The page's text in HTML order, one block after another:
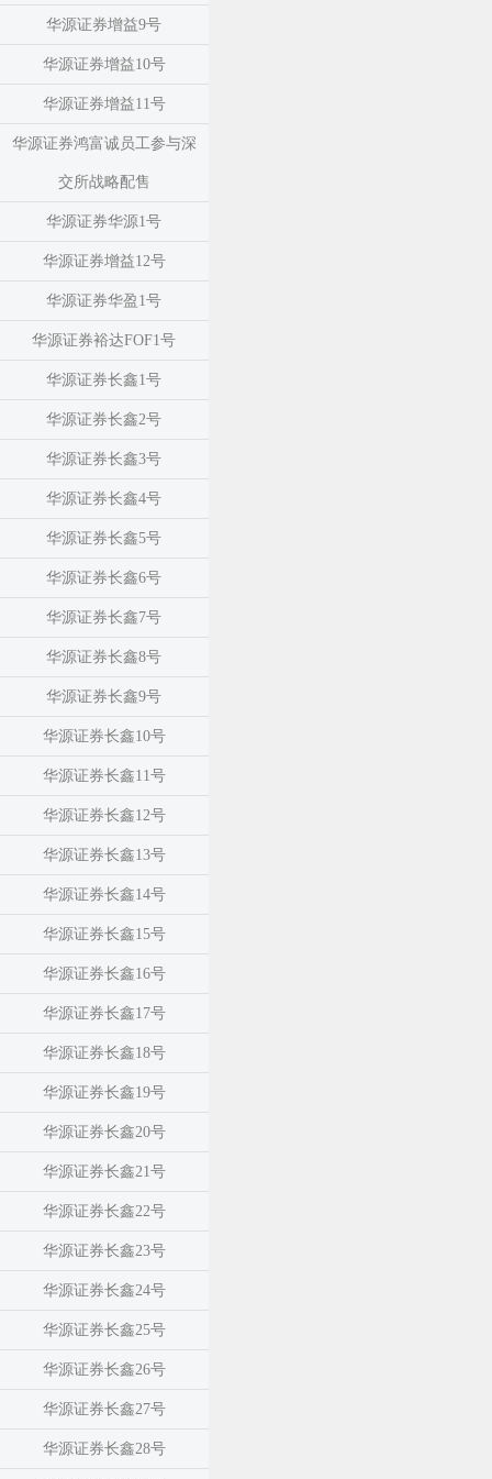
华源证券增益9号
华源证券增益10号
华源证券增益11号
华源证券鸿富诚员工参与深
交所战略配售
华源证券华源1号
华源证券增益12号
华源证券华盈1号
华源证券裕达FOF1号
华源证券长鑫1号
华源证券长鑫2号
华源证券长鑫3号
华源证券长鑫4号
华源证券长鑫5号
华源证券长鑫6号
华源证券长鑫7号
华源证券长鑫8号
华源证券长鑫9号
华源证券长鑫10号
华源证券长鑫11号
华源证券长鑫12号
华源证券长鑫13号
华源证券长鑫14号
华源证券长鑫15号
华源证券长鑫16号
华源证券长鑫17号
华源证券长鑫18号
华源证券长鑫19号
华源证券长鑫20号
华源证券长鑫21号
华源证券长鑫22号
华源证券长鑫23号
华源证券长鑫24号
华源证券长鑫25号
华源证券长鑫26号
华源证券长鑫27号
华源证券长鑫28号